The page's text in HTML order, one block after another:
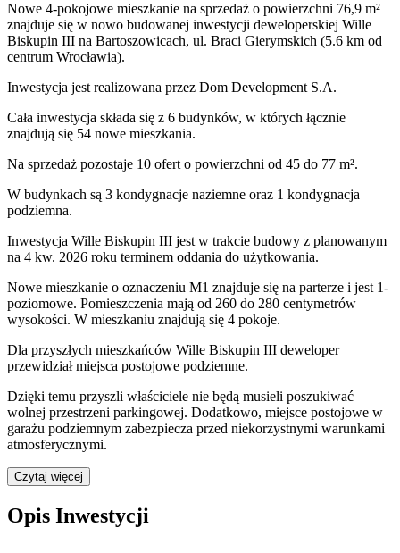
Nowe 4-pokojowe mieszkanie na sprzedaż o powierzchni 76,9 m²
znajduje się w nowo budowanej inwestycji deweloperskiej Wille
Biskupin III na Bartoszowicach, ul. Braci Gierymskich (5.6 km od
centrum Wrocławia).
Inwestycja jest realizowana przez Dom Development S.A.
Cała inwestycja składa się z 6 budynków, w których łącznie
znajdują się 54 nowe mieszkania.
Na sprzedaż pozostaje 10 ofert o powierzchni od 45 do 77 m².
W budynkach są 3 kondygnacje naziemne oraz 1 kondygnacja
podziemna.
Inwestycja Wille Biskupin III jest w trakcie budowy z planowanym
na 4 kw. 2026 roku terminem oddania do użytkowania.
Nowe mieszkanie o oznaczeniu M1 znajduje się na parterze i jest 1-
poziomowe. Pomieszczenia mają od 260 do 280 centymetrów
wysokości. W mieszkaniu znajdują się 4 pokoje.
Dla przyszłych mieszkańców Wille Biskupin III deweloper
przewidziałmiejsca postojowe podziemne.
Dzięki temu przyszli właściciele nie będą musieli poszukiwać
wolnej przestrzeni parkingowej. Dodatkowo, miejsce postojowe w
garażu podziemnym zabezpiecza przed niekorzystnymi warunkami
atmosferycznymi.
Czytaj więcej
Opis Inwestycji